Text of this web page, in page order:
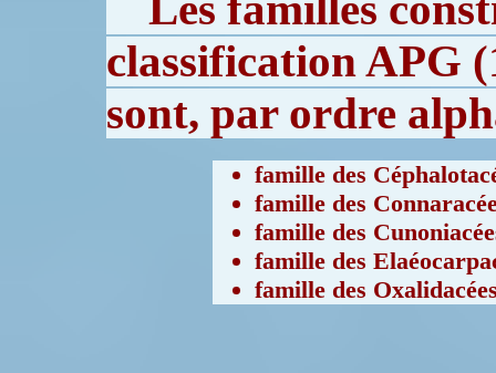
classification APG
sont, par ordre
famille des
famille des
famille des
famille des
famille des